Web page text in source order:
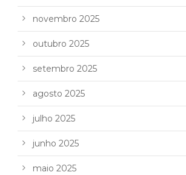
novembro 2025
outubro 2025
setembro 2025
agosto 2025
julho 2025
junho 2025
maio 2025